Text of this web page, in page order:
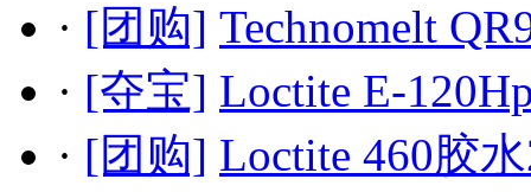
· [团购] Technomelt
· [夺宝] Loctite E-
· [团购] Loctite 460胶